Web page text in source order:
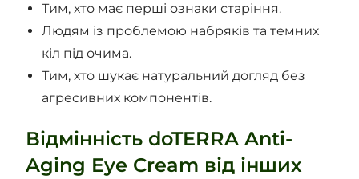
Тим, хто має перші ознаки старіння.
Людям із проблемою набряків та темних
кіл під очима.
Тим, хто шукає натуральний догляд без
агресивних компонентів.
Відмінність doTERRA Anti-
Aging Eye Cream від інших